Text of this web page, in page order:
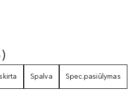
)
Spalva Spec.pasiūlymas